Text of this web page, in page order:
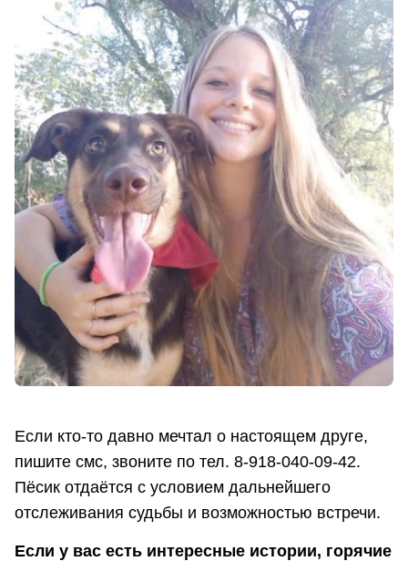
Если кто-то давно мечтал о настоящем друге,
пишите смс, звоните по тел. 8-918-040-09-42.
Пёсик отдаётся с условием дальнейшего
отслеживания судьбы и возможностью встречи.
Если у вас есть интересные истории, горячие